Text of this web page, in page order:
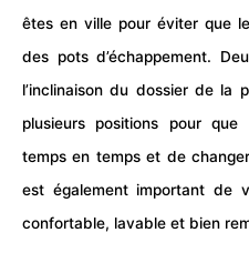
êtes en ville pour éviter que le
des pots d’échappement.
l’inclinaison du dossier de la
plusieurs positions pour
temps en temps et de
est également important de
confortable, lavable et bien